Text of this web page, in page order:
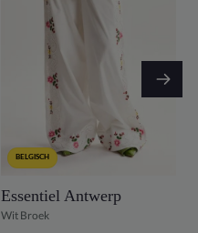
BELGISCH
Essentiel Antwerp
Wit Broek